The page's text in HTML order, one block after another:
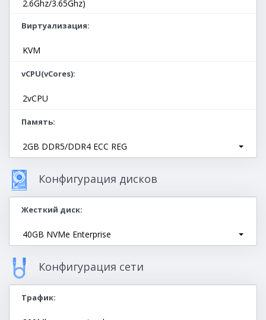
2.6Ghz/3.65Ghz)
Виртуализация
KVM
vCPU(vCores)
2vCPU
Память
2GB DDR5/DDR4 ECC REG
Конфигурация дисков
Жесткий диск
40GB NVMe Enterprise
Конфигурация сети
Трафик